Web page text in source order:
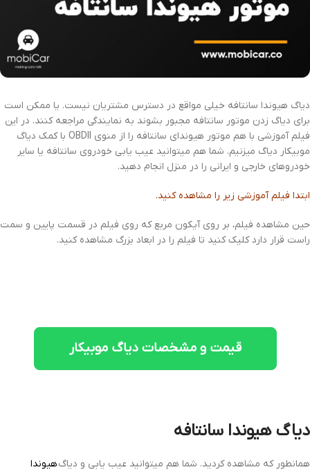
دیاگ هیوندا سانتافه خیلی مواقع در دسترس مشتریان نیست. یا ممکن است
برای دیاگ زدن موتور سانتافه مجبور بشوند به نمایندگی مراجعه کنند. در این
فیلم آموزشی با هم موتور هیوندای سانتافه را از منوی OBDII با کمک دیاگ
موبیکار دیاگ میزنیم. شما هم میتوانید عیب یابی خودروی سانتافه یا سایر
خودروهای خارجی و ایرانی را در منزل انجام دهید.
ابتدا فیلم آموزشی زیر را مشاهده کنید.
حین مشاهده فیلم، بر روی آیکون مربع که روی فیلم در قسمت پایین و سمت
راست قرار دارد کلیک کنید تا فیلم را در ابعاد بزرگ مشاهده کنید.
قیمت و مشخصات دیاگ موبیکار
دیاگ هیوندا سانتافه
همانطور که مشاهده کردید. شما هم میتوانید عیب یابی و دیاگهیوندا